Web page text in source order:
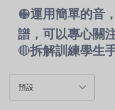
🟠運用簡單的音
譜，可以專心關
🔴拆解訓練學生